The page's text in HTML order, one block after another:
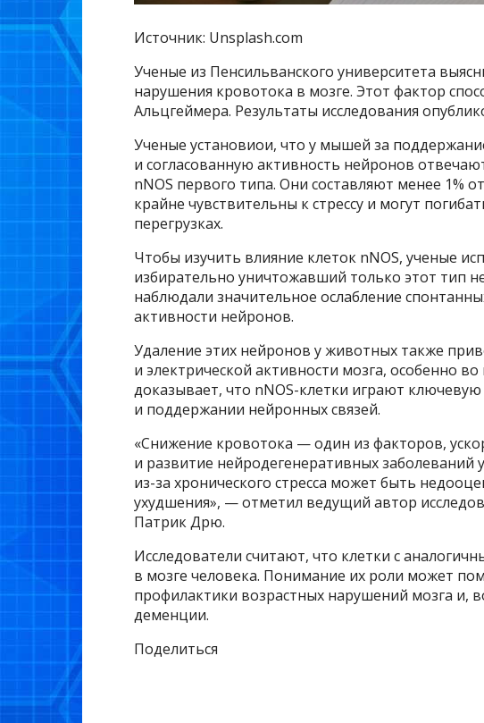
Источник: Unsplash.com
Ученые из Пенсильванского университета
нарушения кровотока в мозге. Этот фактор
Альцгеймера. Результаты исследования
Ученые установиои, что у мышей за
и согласованную активность нейронов
nNOS первого типа. Они составляют менее 1%
крайне чувствительны к стрессу и могут
перегрузках.
Чтобы изучить влияние клеток nNOS, ученые
избирательно уничтожавший только этот тип
наблюдали значительное ослабление
активности нейронов.
Удаление этих нейронов у животных также
и электрической активности мозга, особенно
доказывает, что nNOS-клетки играют
и поддержании нейронных связей.
«Снижение кровотока — один из факторов,
и развитие нейродегенеративных
из-за хронического стресса может быть
ухудшения», — отметил ведущий автор
Патрик Дрю.
Исследователи считают, что клетки с
в мозге человека. Понимание их роли может
профилактики возрастных нарушений мозга и,
деменции.
Поделиться